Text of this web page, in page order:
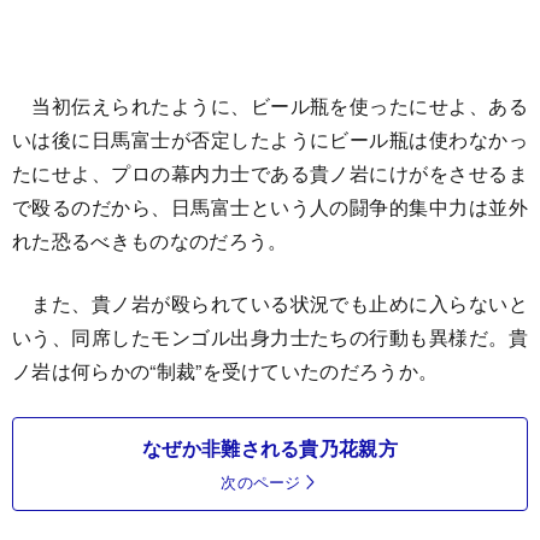
当初伝えられたように、ビール瓶を使ったにせよ、ある
いは後に日馬富士が否定したようにビール瓶は使わなかっ
たにせよ、プロの幕内力士である貴ノ岩にけがをさせるま
で殴るのだから、日馬富士という人の闘争的集中力は並外
れた恐るべきものなのだろう。
また、貴ノ岩が殴られている状況でも止めに入らないと
いう、同席したモンゴル出身力士たちの行動も異様だ。貴
ノ岩は何らかの“制裁”を受けていたのだろうか。
なぜか非難される貴乃花親方
次のページ